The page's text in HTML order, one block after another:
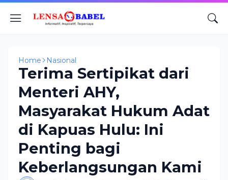
Home Nasional
Terima Sertipikat dari
Menteri AHY,
Masyarakat Hukum Adat
di Kapuas Hulu: Ini
Penting bagi
Keberlangsungan Kami